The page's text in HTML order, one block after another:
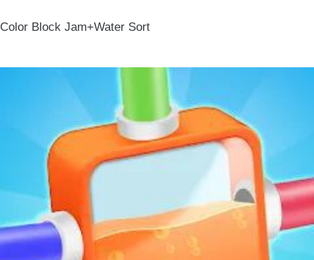
Color Block Jam+Water Sort